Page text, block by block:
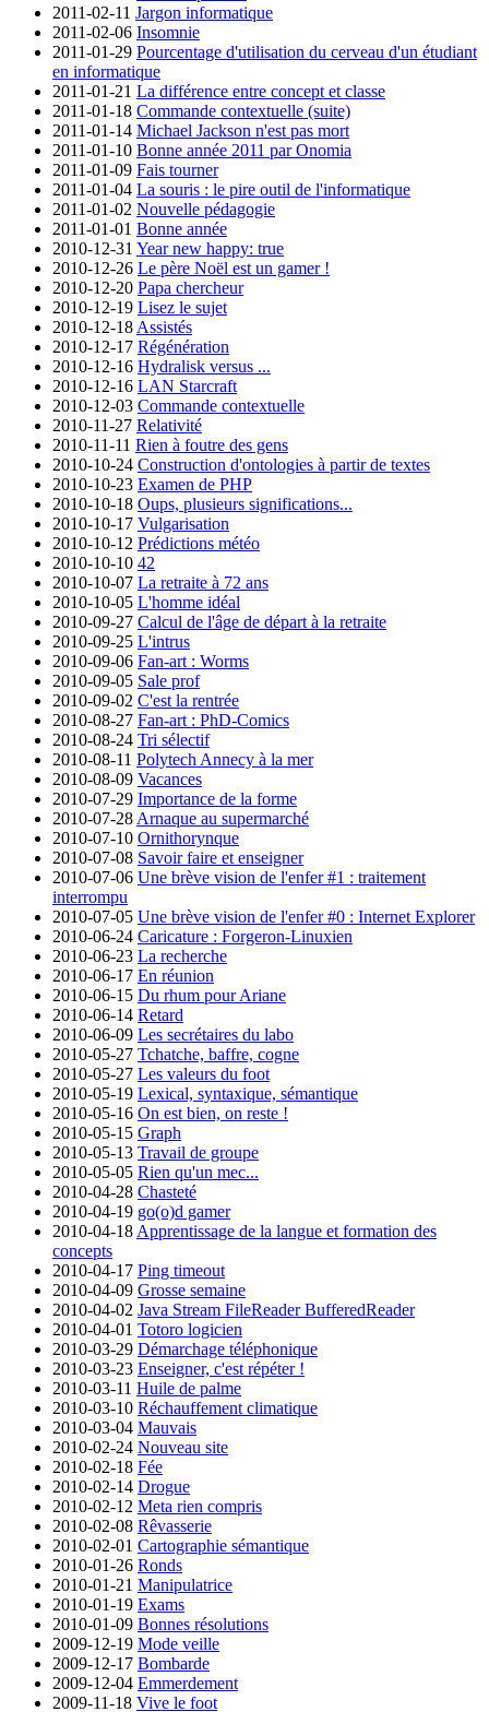
2011-02-11 Jargon informatique
2011-02-06 Insomnie
2011-01-29 Pourcentage d'utilisation du cerveau d'un étudiant
en informatique
2011-01-21 La différence entre concept et classe
2011-01-18 Commande contextuelle (suite)
2011-01-14 Michael Jackson n'est pas mort
2011-01-10 Bonne année 2011 par Onomia
2011-01-09 Fais tourner
2011-01-04 La souris : le pire outil de l'informatique
2011-01-02 Nouvelle pédagogie
2011-01-01 Bonne année
2010-12-31 Year new happy: true
2010-12-26 Le père Noël est un gamer !
2010-12-20 Papa chercheur
2010-12-19 Lisez le sujet
2010-12-18 Assistés
2010-12-17 Régénération
2010-12-16 Hydralisk versus ...
2010-12-16 LAN Starcraft
2010-12-03 Commande contextuelle
2010-11-27 Relativité
2010-11-11 Rien à foutre des gens
2010-10-24 Construction d'ontologies à partir de textes
2010-10-23 Examen de PHP
2010-10-18 Oups, plusieurs significations...
2010-10-17 Vulgarisation
2010-10-12 Prédictions météo
2010-10-10 42
2010-10-07 La retraite à 72 ans
2010-10-05 L'homme idéal
2010-09-27 Calcul de l'âge de départ à la retraite
2010-09-25 L'intrus
2010-09-06 Fan-art : Worms
2010-09-05 Sale prof
2010-09-02 C'est la rentrée
2010-08-27 Fan-art : PhD-Comics
2010-08-24 Tri sélectif
2010-08-11 Polytech Annecy à la mer
2010-08-09 Vacances
2010-07-29 Importance de la forme
2010-07-28 Arnaque au supermarché
2010-07-10 Ornithorynque
2010-07-08 Savoir faire et enseigner
2010-07-06 Une brève vision de l'enfer #1 : traitement
interrompu
2010-07-05 Une brève vision de l'enfer #0 : Internet Explorer
2010-06-24 Caricature : Forgeron-Linuxien
2010-06-23 La recherche
2010-06-17 En réunion
2010-06-15 Du rhum pour Ariane
2010-06-14 Retard
2010-06-09 Les secrétaires du labo
2010-05-27 Tchatche, baffre, cogne
2010-05-27 Les valeurs du foot
2010-05-19 Lexical, syntaxique, sémantique
2010-05-16 On est bien, on reste !
2010-05-15 Graph
2010-05-13 Travail de groupe
2010-05-05 Rien qu'un mec...
2010-04-28 Chasteté
2010-04-19 go(o)d gamer
2010-04-18 Apprentissage de la langue et formation des
concepts
2010-04-17 Ping timeout
2010-04-09 Grosse semaine
2010-04-02 Java Stream FileReader BufferedReader
2010-04-01 Totoro logicien
2010-03-29 Démarchage téléphonique
2010-03-23 Enseigner, c'est répéter !
2010-03-11 Huile de palme
2010-03-10 Réchauffement climatique
2010-03-04 Mauvais
2010-02-24 Nouveau site
2010-02-18 Fée
2010-02-14 Drogue
2010-02-12 Meta rien compris
2010-02-08 Rêvasserie
2010-02-01 Cartographie sémantique
2010-01-26 Ronds
2010-01-21 Manipulatrice
2010-01-19 Exams
2010-01-09 Bonnes résolutions
2009-12-19 Mode veille
2009-12-17 Bombarde
2009-12-04 Emmerdement
2009-11-18 Vive le foot